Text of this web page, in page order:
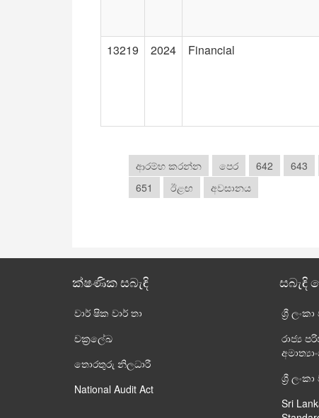
13219
2024 Financial
ආරම්භ කරන්න පෙර 642 643
651
ඊළඟ අවසානය
ක්ෂණික සබැඳි
වාර් ෂික වාර් තා
චක්‍රලේඛ
තොරතුරු නිලධාරී
National Audit Act
සබැඳි
ශ්‍රී
රාජ්‍ය
ශ්‍රී
Sri